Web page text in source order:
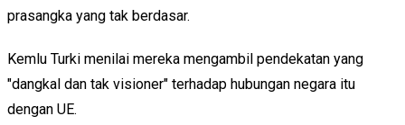
prasangka yang tak berdasar.
Kemlu Turki menilai mereka mengambil pendekatan yang
"dangkal dan tak visioner" terhadap hubungan negara itu
dengan UE.